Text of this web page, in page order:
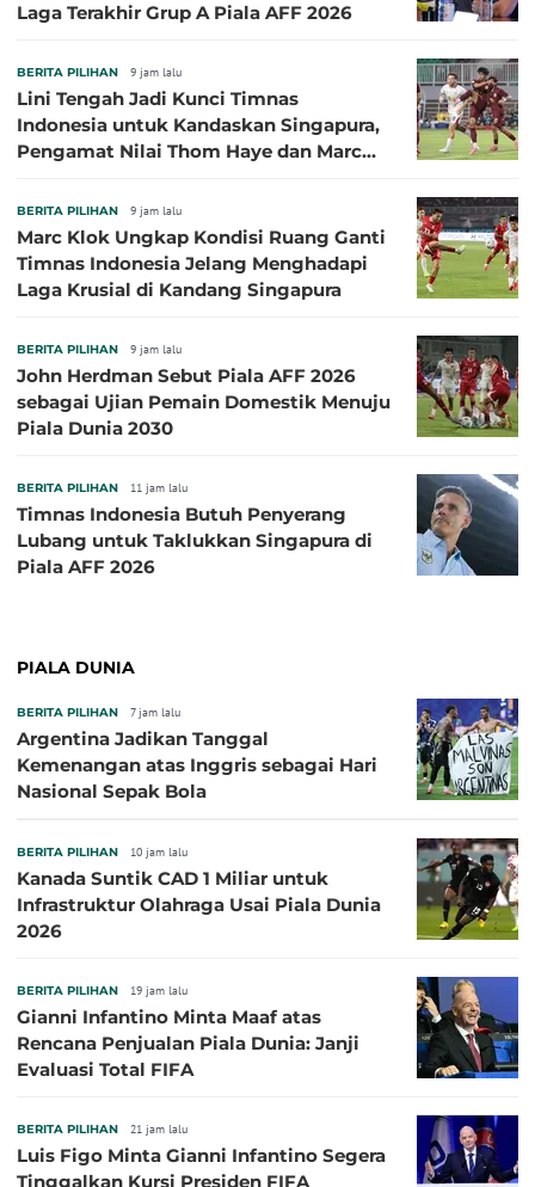
Laga Terakhir Grup A Piala AFF 2026
BERITA PILIHAN 9 jam lalu
Lini Tengah Jadi Kunci Timnas
Indonesia untuk Kandaskan Singapura,
Pengamat Nilai Thom Haye dan Marc
BERITA PILIHAN 9 jam lalu
Marc Klok Ungkap Kondisi Ruang Ganti
Timnas Indonesia Jelang Menghadapi
Laga Krusial di Kandang Singapura
BERITA PILIHAN 9 jam lalu
John Herdman Sebut Piala AFF 2026
sebagai Ujian Pemain Domestik Menuju
Piala Dunia 2030
BERITA PILIHAN 11 jam lalu
Timnas Indonesia Butuh Penyerang
Lubang untuk Taklukkan Singapura di
Piala AFF 2026
PIALA DUNIA
BERITA PILIHAN 7 jam lalu
Argentina Jadikan Tanggal
Kemenangan atas Inggris sebagai Hari
Nasional Sepak Bola
BERITA PILIHAN 10 jam lalu
Kanada Suntik CAD 1 Miliar untuk
Infrastruktur Olahraga Usai Piala Dunia
2026
BERITA PILIHAN 19 jam lalu
Gianni Infantino Minta Maaf atas
Rencana Penjualan Piala Dunia: Janji
Evaluasi Total FIFA
BERITA PILIHAN 21 jam lalu
Luis Figo Minta Gianni Infantino Segera
Tinggalkan Kursi Presiden FIFA